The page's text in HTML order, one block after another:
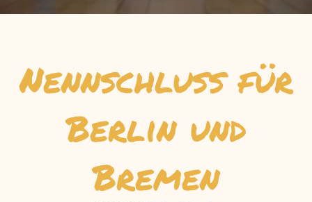
Nennschluß für
Berlin und
Bremen